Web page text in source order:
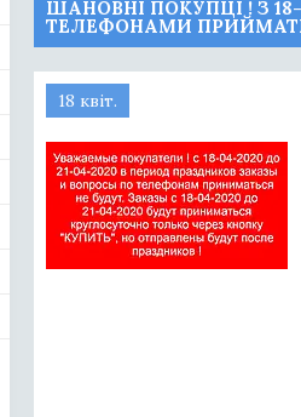
ШАНОВНІ ПОКУПЦІ ! З
ТЕЛЕФОНАМИ
18 квіт.